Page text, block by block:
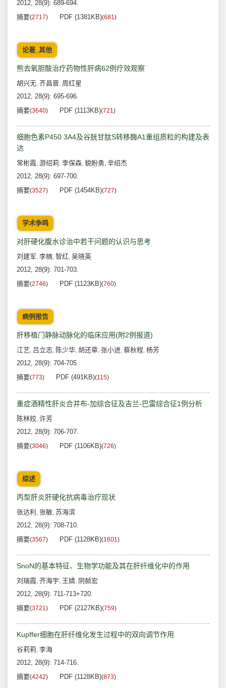
2012, 28(9): 689-694.
摘要(2717) PDF (1381KB)(681)
论著_其他
熊去氧胆酸治疗药物性肝病62例疗效观察
胡兴无, 齐昌晋, 周红星
2012, 28(9): 695-696.
摘要(3640) PDF (1113KB)(721)
细胞色素P450 3A4及谷胱甘肽S转移酶A1重组质粒的构建及表
达
常彬霞, 游绍莉, 李保森, 貌盼勇, 辛绍杰
2012, 28(9): 697-700.
摘要(3527) PDF (1454KB)(727)
学术争鸣
对肝硬化腹水诊治中若干问题的认识与思考
刘建军, 李楠, 智红, 吴晓英
2012, 28(9): 701-703.
摘要(2746) PDF (1123KB)(760)
病例报告
肝移植门静脉动脉化的临床应用(附2例报道)
江艺, 吕立志, 陈少华, 胡还章, 张小进, 蔡秋程, 杨芳
2012, 28(9): 704-705.
摘要(773) PDF (491KB)(115)
重症酒精性肝炎合并布-加综合征及吉兰-巴雷综合征1例分析
陈林姣, 许芳
2012, 28(9): 706-707.
摘要(3046) PDF (1106KB)(726)
综述
丙型肝炎肝硬化抗病毒治疗现状
张达利 , 张敏, 苏海滨
2012, 28(9): 708-710.
摘要(3567) PDF (1128KB)(1601)
SnoN的基本特征、生物学功能及其在肝纤维化中的作用
刘瑞霞, 齐海宇, 王婧, 阴赪宏
2012, 28(9): 711-713+720.
摘要(3721) PDF (2127KB)(759)
Kupffer细胞在肝纤维化发生过程中的双向调节作用
谷莉莉, 李海
2012, 28(9): 714-716.
摘要(4242) PDF (1128KB)(873)